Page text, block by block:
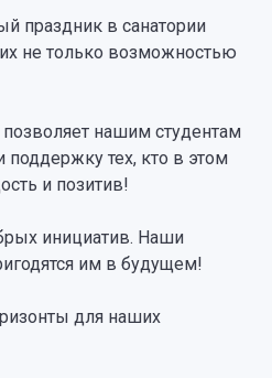
праздник в санатории
не только возможностью
нашим студентам
тех, кто в этом
и позитив!
инициатив. Наши
им в будущем!
для наших